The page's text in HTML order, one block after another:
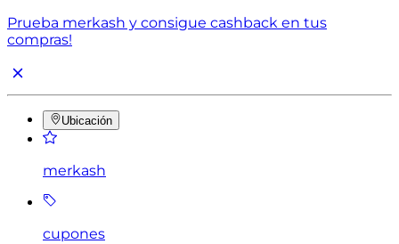
Prueba merkash y consigue cashback en tus
compras!
Ubicación
merkash
cupones